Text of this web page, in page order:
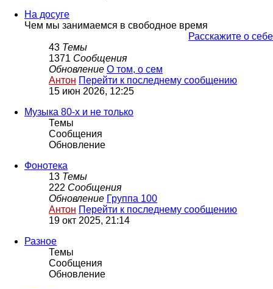
На досуге
Чем мы занимаемся в свободное время
Расскажите о себе
43 Темы
1371 Сообщения
Обновление О том, о сем
Антон Перейти к последнему сообщению
15 июн 2026, 12:25
Музыка 80-х и не только
Темы
Сообщения
Обновление
Фонотека
13 Темы
222 Сообщения
Обновление Группа 100
Антон Перейти к последнему сообщению
19 окт 2025, 21:14
Разное
Темы
Сообщения
Обновление